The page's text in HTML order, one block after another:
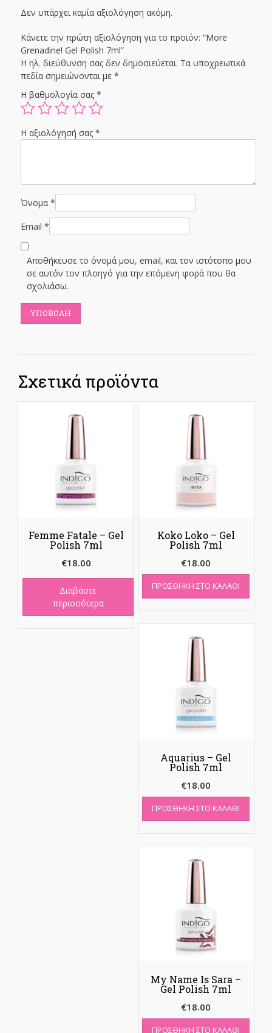
Δεν υπάρχει καμία αξιολόγηση ακόμη.
Κάνετε την πρώτη αξιολόγηση για το προϊόν: “More
Grenadine! Gel Polish 7ml”
Η ηλ. διεύθυνση σας δεν δημοσιεύεται. Τα υποχρεωτικά
πεδία σημειώνονται με *
Η βαθμολογία σας *
Η αξιολόγησή σας *
Όνομα *
Email *
Αποθήκευσε το όνομά μου, email, και τον ιστότοπο μου
σε αυτόν τον πλοηγό για την επόμενη φορά που θα
σχολιάσω.
Σχετικά προϊόντα
Femme Fatale – Gel
Polish 7ml
€18.00
Διαβάστε
περισσότερα
Koko Loko – Gel
Polish 7ml
€18.00
ΠΡΟΣΘΉΚΗ ΣΤΟ ΚΑΛΆΘΙ
Aquarius – Gel
Polish 7ml
€18.00
ΠΡΟΣΘΉΚΗ ΣΤΟ ΚΑΛΆΘΙ
My Name Is Sara –
Gel Polish 7ml
€18.00
ΠΡΟΣΘΉΚΗ ΣΤΟ ΚΑΛΆΘΙ